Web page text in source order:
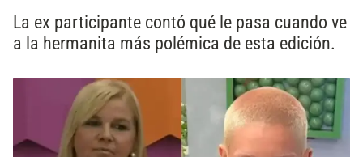
La ex participante contó qué le pasa cuando ve
a la hermanita más polémica de esta edición.